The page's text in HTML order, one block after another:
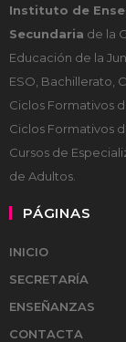
Instituto de
Secundaria de la
Educación de la
ESO, Bachillerato,
Ciclos Formativos
Ciclos Formativos
Cursos de
de Adultos.
PÁGINAS
INICIO
SECRETARÍA
ENSEÑANZAS
CONTACTA